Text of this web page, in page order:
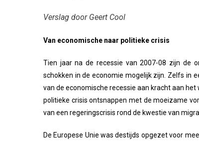
Verslag door Geert Cool
Van economische naar politieke crisis
Tien jaar na de recessie van 2007-08 zijn de
schokken in de economie mogelijk zijn. Zelfs in
van de economische recessie aan kracht aan
politieke crisis ontsnappen met de moeizame
van een regeringscrisis rond de kwestie van
De Europese Unie was destijds opgezet voor